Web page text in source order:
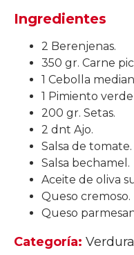
Ingredientes
2 Berenjenas.
350 gr. Carne
1 Cebolla
1 Pimiento
200 gr. Setas.
2 dnt Ajo.
Salsa de tomate.
Salsa bechamel.
Aceite de oliva
Queso cremoso.
Queso
Categoría: